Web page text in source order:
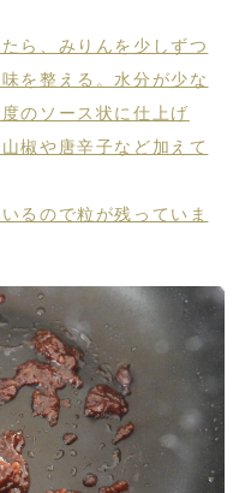
ら、みりんを少しずつ
を整える。水分が少な
のソース状に仕上げ
椒や唐辛子など加えて
るので粒が残っていま